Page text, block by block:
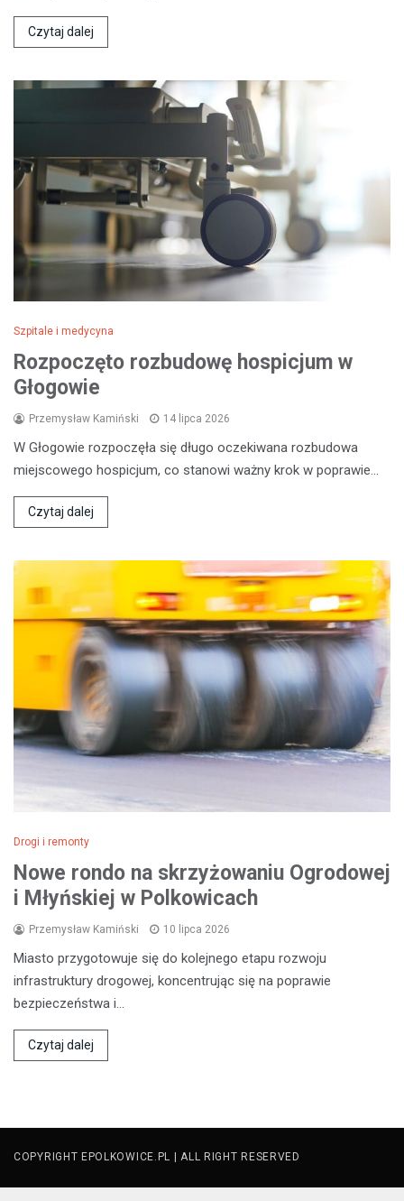
Czytaj dalej
Szpitale i medycyna
Rozpoczęto rozbudowę hospicjum w
Głogowie
Przemysław Kamiński 14 lipca 2026
W Głogowie rozpoczęła się długo oczekiwana rozbudowa
miejscowego hospicjum, co stanowi ważny krok w poprawie…
Czytaj dalej
Drogi i remonty
Nowe rondo na skrzyżowaniu Ogrodowej
i Młyńskiej w Polkowicach
Przemysław Kamiński 10 lipca 2026
Miasto przygotowuje się do kolejnego etapu rozwoju
infrastruktury drogowej, koncentrując się na poprawie
bezpieczeństwa i…
Czytaj dalej
COPYRIGHT EPOLKOWICE.PL | ALL RIGHT RESERVED